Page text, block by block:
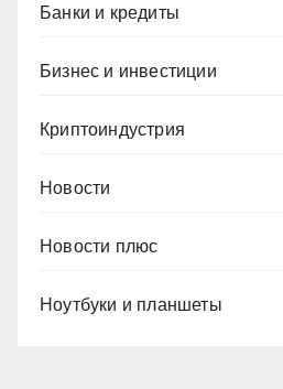
Банки и кредиты
Бизнес и инвестиции
Криптоиндустрия
Новости
Новости плюс
Ноутбуки и планшеты